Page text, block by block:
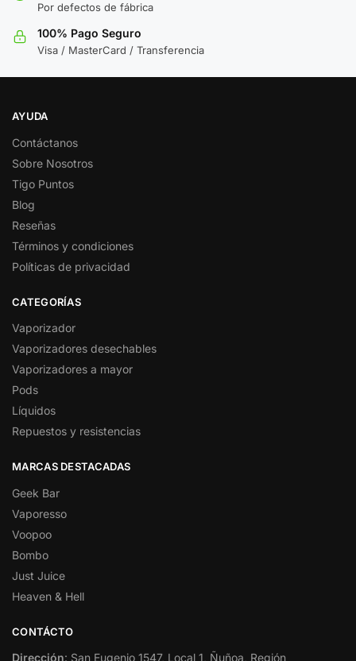
Por defectos de fábrica
100% Pago Seguro
Visa / MasterCard / Transferencia
AYUDA
Contáctanos
Sobre Nosotros
Tigo Puntos
Blog
Reseñas
Términos y condiciones
Políticas de privacidad
CATEGORÍAS
Vaporizador
Vaporizadores desechables
Vaporizadores a mayor
Pods
Líquidos
Repuestos y resistencias
MARCAS DESTACADAS
Geek Bar
Vaporesso
Voopoo
Bombo
Just Juice
Heaven & Hell
CONTÁCTO
Dirección: San Eugenio 1547, Local 1, Ñuñoa, Región